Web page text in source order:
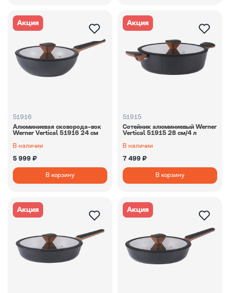
Акция
51916
Алюминиевая сковорода-вок
Werner Vertiсal 51916 24 см
В наличии
5 999 ₽
В корзину
Акция
51915
Сотейник алюминиевый Werner
Vertiсal 51915 28 см/4 л
В наличии
7 499 ₽
В корзину
Акция Акция